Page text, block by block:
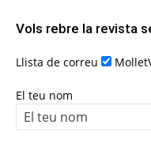
Vols rebre la revista
Llista de correu
El teu nom